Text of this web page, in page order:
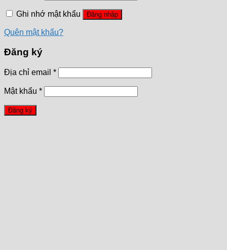
Ghi nhớ mật khẩu Đăng nhập
Quên mật khẩu?
Đăng ký
Địa chỉ email *
Mật khẩu *
Đăng ký